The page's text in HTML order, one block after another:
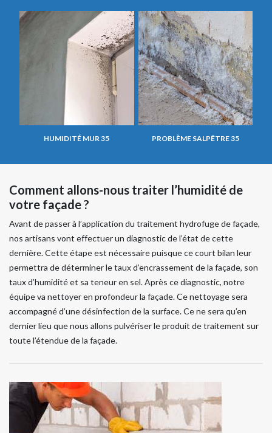
HUMIDITÉ MUR 35 PROBLÈME SALPÊTRE 35
Comment allons-nous traiter l’humidité de
votre façade ?
Avant de passer à l’application du traitement hydrofuge de façade,
nos artisans vont effectuer un diagnostic de l’état de cette
dernière. Cette étape est nécessaire puisque ce court bilan leur
permettra de déterminer le taux d’encrassement de la façade, son
taux d’humidité et sa teneur en sel. Après ce diagnostic, notre
équipe va nettoyer en profondeur la façade. Ce nettoyage sera
accompagné d’une désinfection de la surface. Ce ne sera qu’en
dernier lieu que nous allons pulvériser le produit de traitement sur
toute l’étendue de la façade.